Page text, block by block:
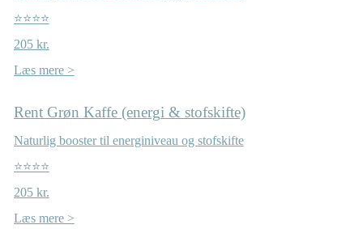
⭐⭐⭐⭐
205 kr.
Læs mere >
Rent Grøn Kaffe (energi & stofskifte)
Naturlig booster til energiniveau og stofskifte
⭐⭐⭐⭐
205 kr.
Læs mere >